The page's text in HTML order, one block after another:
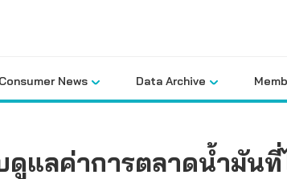
Consumer News Data Archive
ดูแลค่าการตลาดน้ำมัน